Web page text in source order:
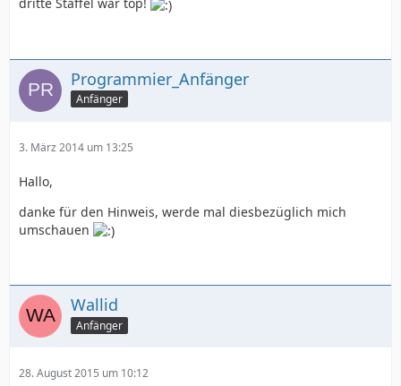
Programmier_Anfänger
Anfänger
3. März 2014 um 13:25
Hallo,
danke für den Hinweis, werde mal diesbezüglich mich
umschauen
Wallid
Anfänger
28. August 2015 um 10:12